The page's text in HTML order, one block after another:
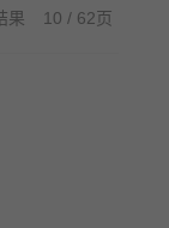
10 / 62页
果